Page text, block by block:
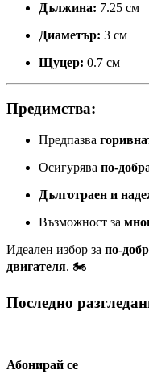
Дължина: 7.25 см
Диаметър: 3 см
Щуцер: 0.7 см
Предимства:
Предпазва
Осигурява по-
Дълготраен и
Възможност за
Идеален избор за по-
двигателя. 🏍️
Последно
Абонирай се